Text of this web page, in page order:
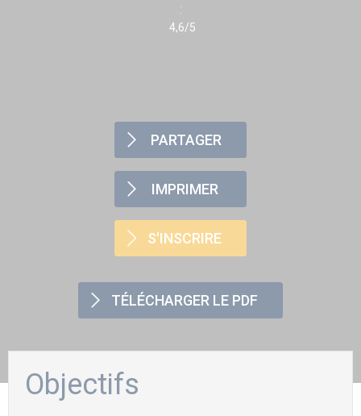
:
4,6/5
PARTAGER
IMPRIMER
S'INSCRIRE
TÉLÉCHARGER LE PDF
Objectifs